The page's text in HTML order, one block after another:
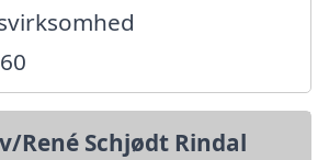
René Schjødt Rindal